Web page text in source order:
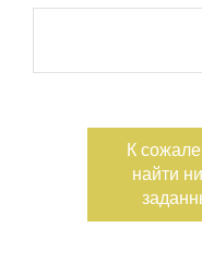
К
найти